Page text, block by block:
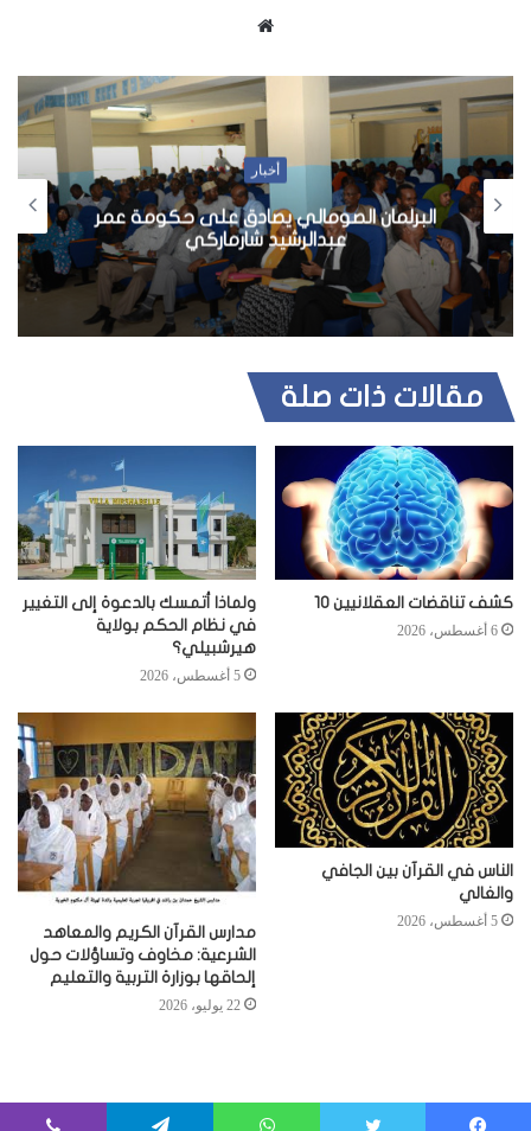
أخبار
البرلمان الصومالي يصادق على حكومة عمر
عبدالرشيد شارماركي
مقالات ذات صلة
كشف تناقضات العقلانيين 10
6 أغسطس، 2026
ولماذا أتمسك بالدعوة إلى التغيير
في نظام الحكم بولاية
هيرشبيلي؟
5 أغسطس، 2026
الناس في القرآن بين الجافي
والغالي
5 أغسطس، 2026
مدارس القرآن الكريم والمعاهد
الشرعية: مخاوف وتساؤلات حول
إلحاقها بوزارة التربية والتعليم
22 يوليو، 2026